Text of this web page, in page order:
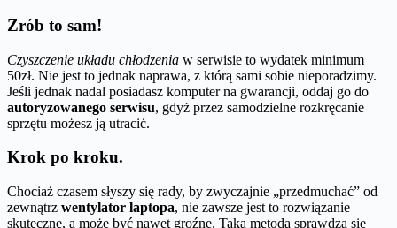
Zrób to sam!
Czyszczenie układu chłodzenia w serwisie to wydatek minimum
50zł. Nie jest to jednak naprawa, z którą sami sobie nieporadzimy.
Jeśli jednak nadal posiadasz komputer na gwarancji, oddaj go do
autoryzowanego serwisu, gdyż przez samodzielne rozkręcanie
sprzętu możesz ją utracić.
Krok po kroku.
Chociaż czasem słyszy się rady, by zwyczajnie „przedmuchać” od
zewnątrz wentylator laptopa, nie zawsze jest to rozwiązanie
skuteczne, a może być nawet groźne. Taka metoda sprawdza się